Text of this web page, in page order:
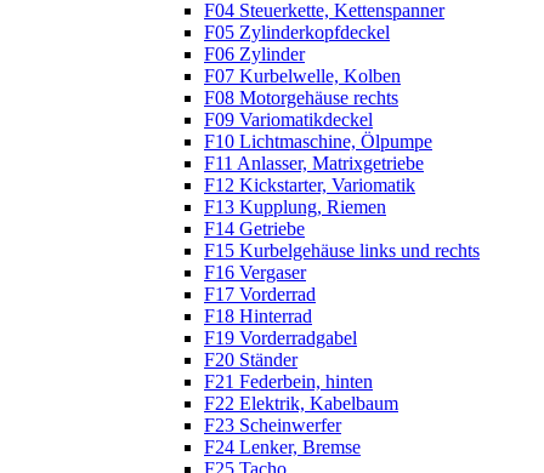
F04 Steuerkette, Kettenspanner
F05 Zylinderkopfdeckel
F06 Zylinder
F07 Kurbelwelle, Kolben
F08 Motorgehäuse rechts
F09 Variomatikdeckel
F10 Lichtmaschine, Ölpumpe
F11 Anlasser, Matrixgetriebe
F12 Kickstarter, Variomatik
F13 Kupplung, Riemen
F14 Getriebe
F15 Kurbelgehäuse links und rechts
F16 Vergaser
F17 Vorderrad
F18 Hinterrad
F19 Vorderradgabel
F20 Ständer
F21 Federbein, hinten
F22 Elektrik, Kabelbaum
F23 Scheinwerfer
F24 Lenker, Bremse
F25 Tacho